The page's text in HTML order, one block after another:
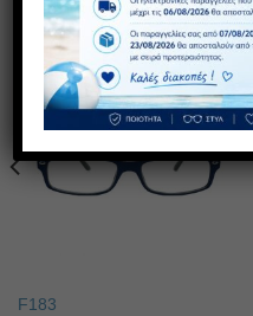
ΣΧΕΤΙΚΆ ΠΡΟΪΌΝΤΑ
ΠΡΟΣΦΟΡΑ
1+1 ΔΩΡΟ
Πρόσθήκη
στην λίστα
F183